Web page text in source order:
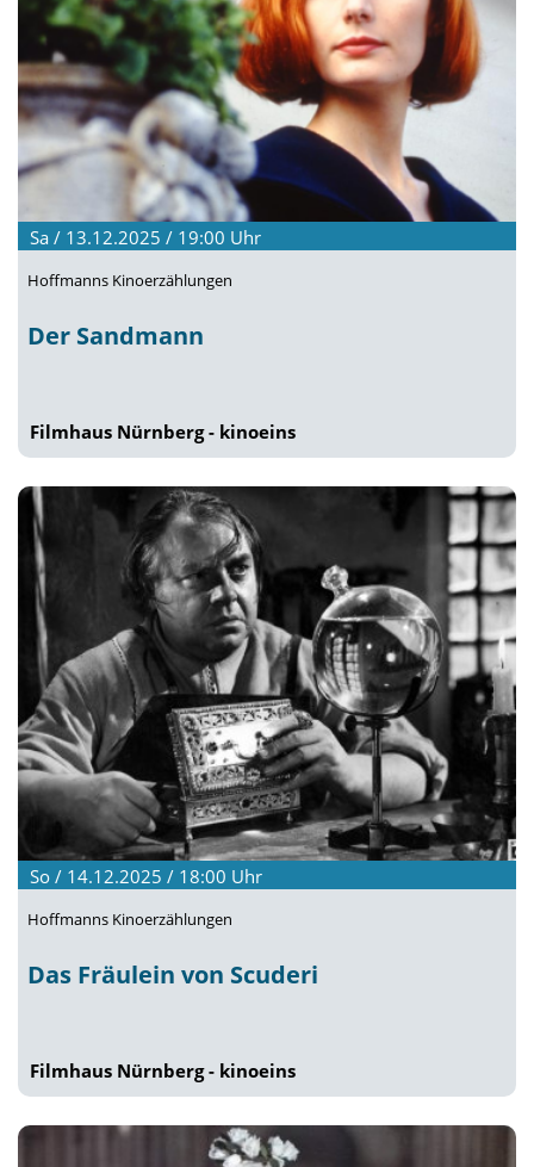
Sa / 13.12.2025 / 19:00 Uhr
Hoffmanns Kinoerzählungen
Der Sandmann
Filmhaus Nürnberg - kinoeins
So / 14.12.2025 / 18:00 Uhr
Hoffmanns Kinoerzählungen
Das Fräulein von Scuderi
Filmhaus Nürnberg - kinoeins